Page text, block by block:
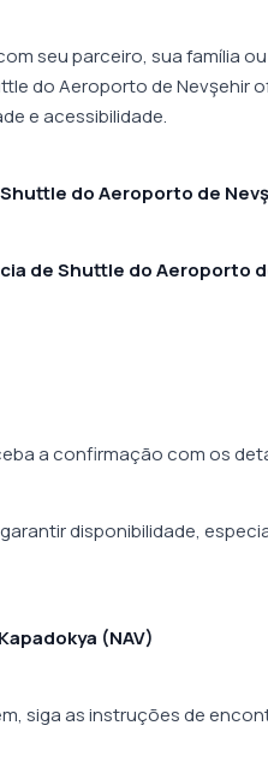
seu parceiro, sua família
do Aeroporto de Nevşehir
e acessibilidade.
do Aeroporto de
de Shuttle do Aeroporto
a confirmação com os
disponibilidade,
(NAV)
siga as instruções de